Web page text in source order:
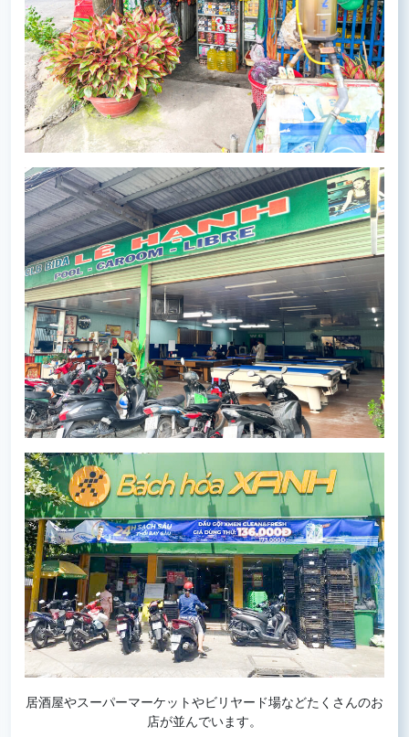
居酒屋やスーパーマーケットやビリヤード場などたくさんのお
店が並んでいます。